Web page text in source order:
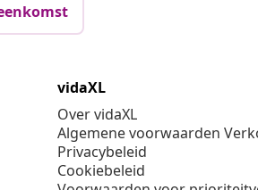
vidaXL
Over vidaXL
Algemene voorwaarden
Privacybeleid
Cookiebeleid